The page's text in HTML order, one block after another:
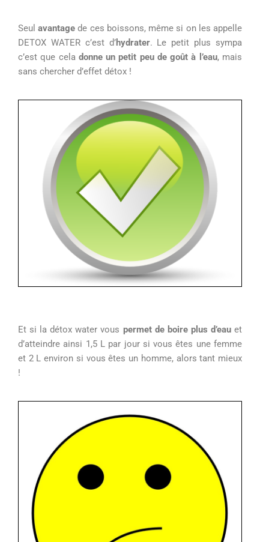
Seulavantagede ces boissons, même si on les appelle
DETOX WATER c’est d’hydrater. Le petit plus sympa
c’est que cela donne un petit peu de goût à l’eau, mais
sans chercher d’effet détox !
Et si la détox water vous permet de boire plus d’eauet
d’atteindre ainsi 1,5 L par jour si vous êtes une femme
et 2 L environ si vous êtes un homme, alors tant mieux
!